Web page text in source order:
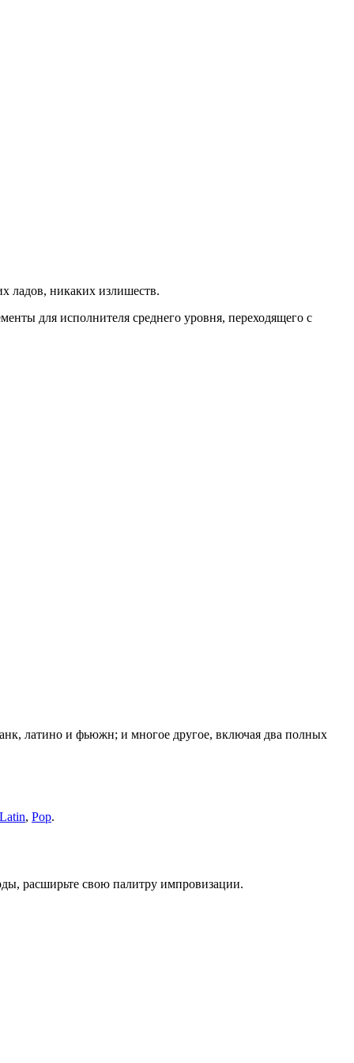
ладов, никаких излишеств.
для исполнителя среднего уровня, переходящего с
латино и фьюжн; и многое другое, включая два полных
Latin, Pop.
расширьте свою палитру импровизации.